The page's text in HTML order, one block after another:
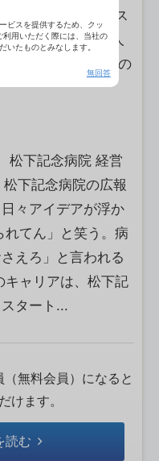
働く全ての人をリス
” 医療を支える人
報業務に関わる方の
松下記念病院 経営
記念病院の広報
々アイデアが浮か
てん」と笑う。病
えろ」と言われる
ャリアは、松下記
タート...
無料会員）になると
けます。
読む
ビスを提供するため、クッ
用いただく際には、当社の
いたものとみなします。
無回答